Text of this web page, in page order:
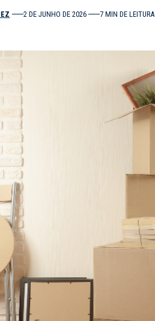
2 DE JUNHO DE 2026 7 MIN DE LEITURA